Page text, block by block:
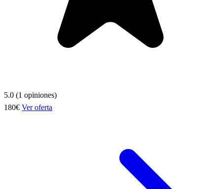
5.0 (1 opiniones)
180€ Ver oferta